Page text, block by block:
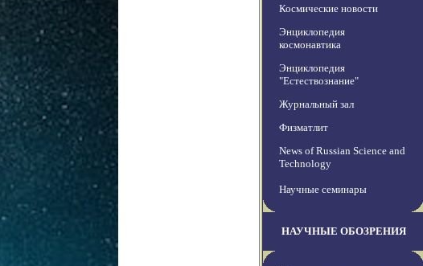
Космические новости
Энциклопедия
космонавтика
Энциклопедия
"Естествознание"
Журнальный зал
Физматлит
News of Russian Science and
Technology
Научные семинары
НАУЧНЫЕ ОБОЗРЕНИЯ